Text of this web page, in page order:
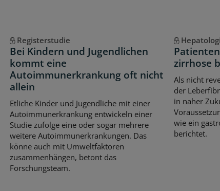
Registerstudie
Bei Kindern und Jugendlichen
kommt eine
Autoimmunerkrankung oft nicht
allein
Etliche Kinder und Jugendliche mit einer
Autoimmunerkrankung entwickeln einer
Studie zufolge eine oder sogar mehrere
weitere Autoimmunerkrankungen. Das
könne auch mit Umweltfaktoren
zusammenhängen, betont das
Forschungsteam.
zirrhose
Als nicht
der
in naher
wie ein
berichtet.